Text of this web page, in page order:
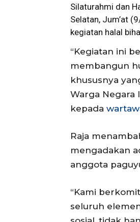
Silaturahmi dan
Selatan, Jum’at
kegiatan halal
“Kegiatan ini
membangun
khususnya
Warga Negara
kepada
Raja
mengadakan
anggota
“Kami
seluruh